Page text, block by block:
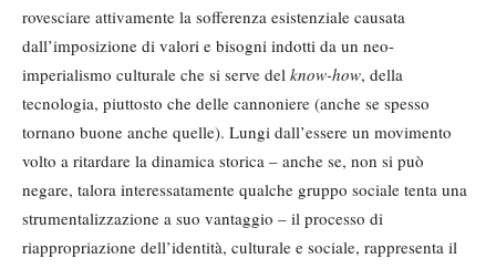
rovesciare attivamente la sofferenza esistenziale causata
dall’imposizione di valori e bisogni indotti da un neo-
imperialismo culturale che si serve del know-how, della
tecnologia, piuttosto che delle cannoniere (anche se spesso
tornano buone anche quelle). Lungi dall’essere un movimento
volto a ritardare la dinamica storica – anche se, non si può
negare, talora interessatamente qualche gruppo sociale tenta una
strumentalizzazione a suo vantaggio – il processo di
riappropriazione dell’identità, culturale e sociale, rappresenta il